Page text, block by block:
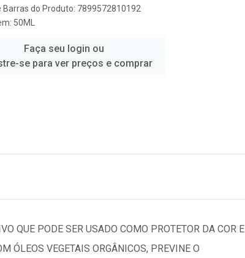
Barras do Produto: 7899572810192
50ML
Faça seu login ou
se para ver preços e comprar
QUE PODE SER USADO COMO PROTETOR DA COR E
ÓLEOS VEGETAIS ORGÂNICOS, PREVINE O